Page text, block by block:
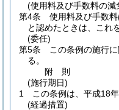
(使用料及び手数料の減
第4条
使用料及び手数
と認めたときは、これ
(委任)
第5条
この条例の施行
る。
附 則
(施行期日)
1
この条例は、平成18
(経過措置)